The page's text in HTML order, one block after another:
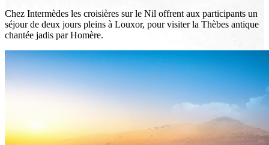
Chez Intermèdes les croisières sur le Nil offrent aux participants un
séjour de deux jours pleins à Louxor, pour visiter la Thèbes antique
chantée jadis par Homère.